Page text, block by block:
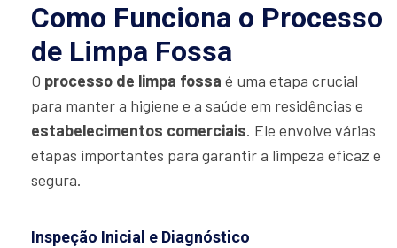
Como Funciona o Processo
de Limpa Fossa
O processo de limpa fossa é uma etapa crucial
para manter a higiene e a saúde em residências e
estabelecimentos comerciais. Ele envolve várias
etapas importantes para garantir a limpeza eficaz e
segura.
Inspeção Inicial e Diagnóstico